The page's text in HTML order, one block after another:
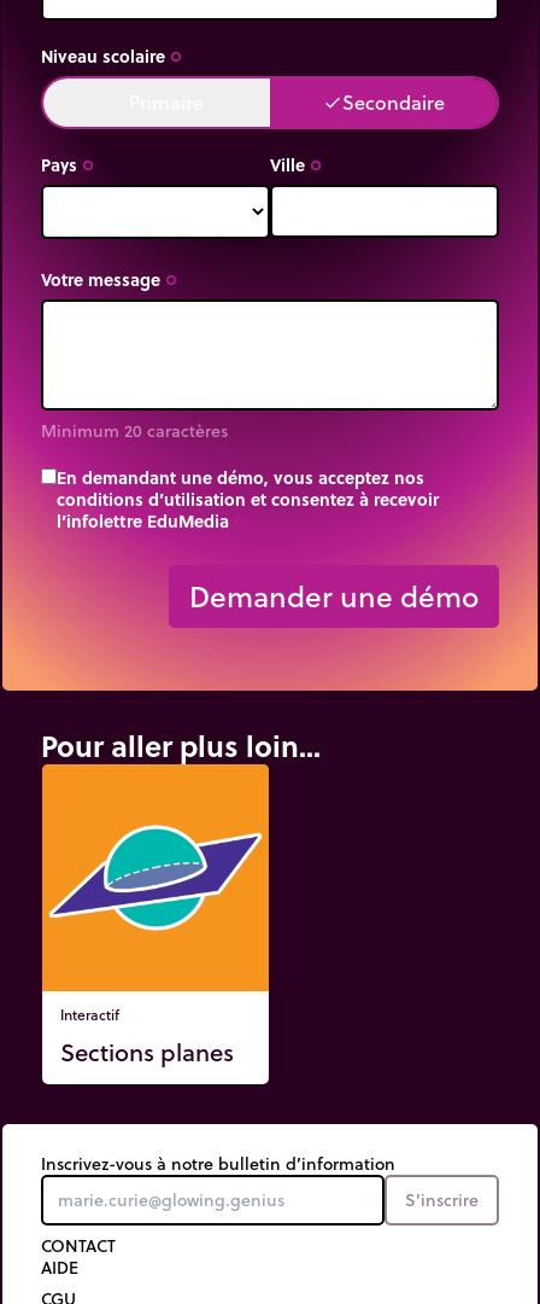
Niveau scolaire trip_origin
doneSecondaire
Pays trip_origin Ville trip_origin
Votre message trip_origin
Minimum 20 caractères
En demandant une démo, vous acceptez nos
conditions d’utilisation et consentez à recevoir
l’infolettre EduMedia
Demander une démo
Pour aller plus loin...
Interactif
Sections planes
Inscrivez-vous à notre bulletin d’information
S’inscrire
CONTACT
AIDE